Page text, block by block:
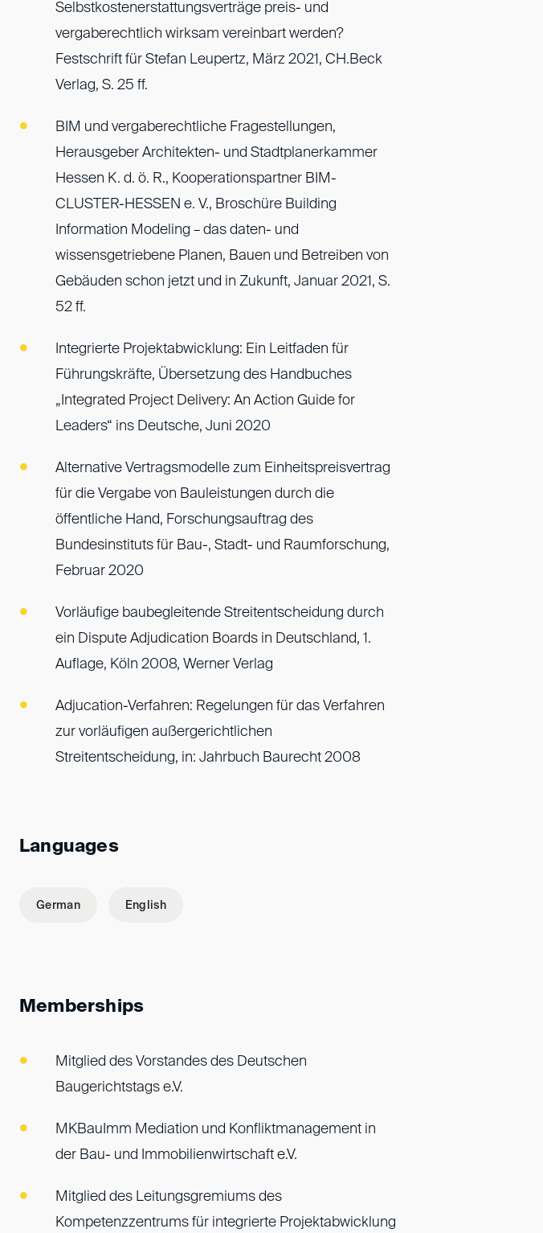
Selbstkostenerstattungsverträge preis- und
vergaberechtlich wirksam vereinbart werden?
Festschrift für Stefan Leupertz, März 2021, CH.Beck
Verlag, S. 25 ff.
BIM und vergaberechtliche Fragestellungen,
Herausgeber Architekten- und Stadtplanerkammer
Hessen K. d. ö. R., Kooperationspartner BIM-
CLUSTER-HESSEN e. V., Broschüre Building
Information Modeling – das daten- und
wissensgetriebene Planen, Bauen und Betreiben von
Gebäuden schon jetzt und in Zukunft, Januar 2021, S.
52 ff.
Integrierte Projektabwicklung: Ein Leitfaden für
Führungskräfte, Übersetzung des Handbuches
„Integrated Project Delivery: An Action Guide for
Leaders“ ins Deutsche, Juni 2020
Alternative Vertragsmodelle zum Einheitspreisvertrag
für die Vergabe von Bauleistungen durch die
öffentliche Hand, Forschungsauftrag des
Bundesinstituts für Bau-, Stadt- und Raumforschung,
Februar 2020
Vorläufige baubegleitende Streitentscheidung durch
ein Dispute Adjudication Boards in Deutschland, 1.
Auflage, Köln 2008, Werner Verlag
Adjucation-Verfahren: Regelungen für das Verfahren
zur vorläufigen außergerichtlichen
Streitentscheidung, in: Jahrbuch Baurecht 2008
Languages
German English
Memberships
Mitglied des Vorstandes des Deutschen
Baugerichtstags e.V.
MKBauImm Mediation und Konfliktmanagement in
der Bau- und Immobilienwirtschaft e.V.
Mitglied des Leitungsgremiums des
Kompetenzzentrums für integrierte Projektabwicklung